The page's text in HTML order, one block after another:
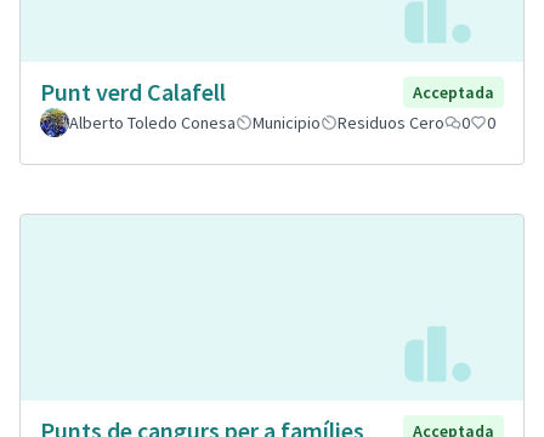
Punt verd Calafell
Acceptada
Alberto Toledo Conesa
Municipio Residuos Cero 0 0
Punts de cangurs per a famílies
Acceptada